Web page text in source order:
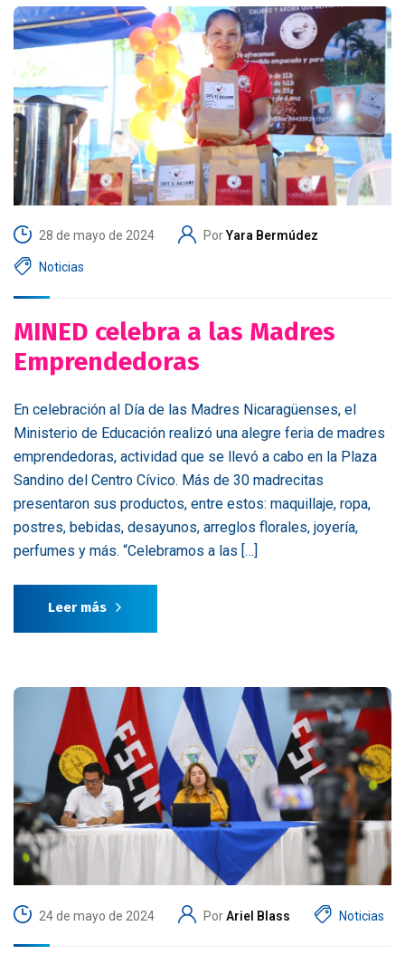
28 de mayo de 2024 PorYara Bermúdez
Noticias
MINED celebra a las Madres
Emprendedoras
En celebración al Día de las Madres Nicaragüenses, el
Ministerio de Educación realizó una alegre feria de madres
emprendedoras, actividad que se llevó a cabo en la Plaza
Sandino del Centro Cívico. Más de 30 madrecitas
presentaron sus productos, entre estos: maquillaje, ropa,
postres, bebidas, desayunos, arreglos florales, joyería,
perfumes y más. “Celebramos a las […]
Leer más
24 de mayo de 2024 PorAriel Blass Noticias